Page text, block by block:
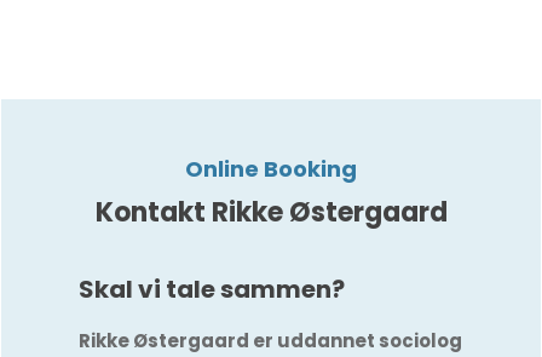
Online Booking
Kontakt Rikke Østergaard
Skal vi tale sammen?
Rikke Østergaard er uddannet sociolog